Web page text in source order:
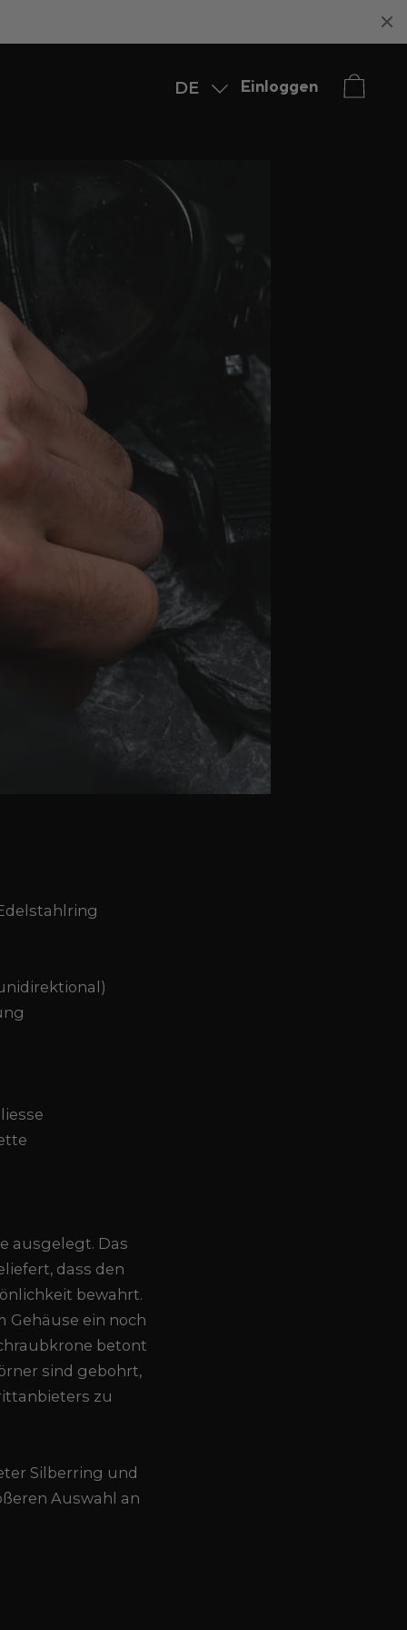
DE Einloggen
ausgelegt. Das
dass den
bewahrt.
ein noch
betont
sind gebohrt,
zu
Silberring und
Auswahl an